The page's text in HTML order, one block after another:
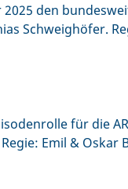
den
Schweighöfer.
für die
Emil & Oskar